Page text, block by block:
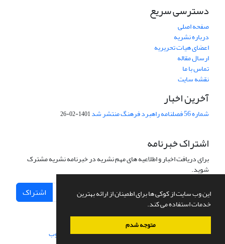
این وب سایت از کوکی ها برای اطمینان از ارائه بهترین
خدمات استفاده می کند.
متوجه شدم
دسترسی سریع
صفحه اصلی
درباره نشریه
اعضای هیات تحریریه
ارسال مقاله
تماس با ما
نقشه سایت
آخرین اخبار
شماره 56 فصلنامه راهبرد فرهنگ منتشر شد 1401-02-26
اشتراک خبرنامه
برای دریافت اخبار و اطلاعیه های مهم نشریه در خبرنامه نشریه مشترک
شوید.
اشتراک
سامانه مدیریت نشریات علمی.طراحی و پیاده سازی از سیناوب